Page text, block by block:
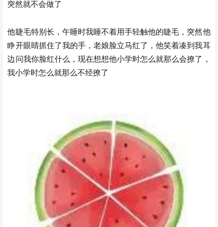
突然就不会做了
他睫毛特别长，午睡时我睡不着用手轻触他的睫毛，突然他
睁开眼睛抓住了我的手，老娘脸立马红了，他笑着凑到我耳
边问我你脸红什么，现在想想他小学时怎么就那么会撩了，
我小学时怎么就那么不经撩了